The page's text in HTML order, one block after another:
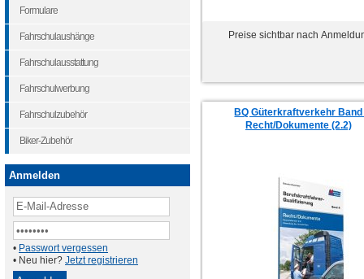
Preise sichtbar nach
BQ Güterkraftverkehr Band
Recht/Dokumente (2.2)
Formulare
Fahrschulaushänge
Fahrschulausstattung
Fahrschulwerbung
Fahrschulzubehör
Biker-Zubehör
Anmelden
• Passwort vergessen
• Neu hier? Jetzt registrieren